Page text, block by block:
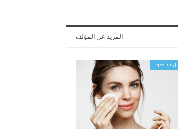
المزيد عن المؤلف
بلا حدود